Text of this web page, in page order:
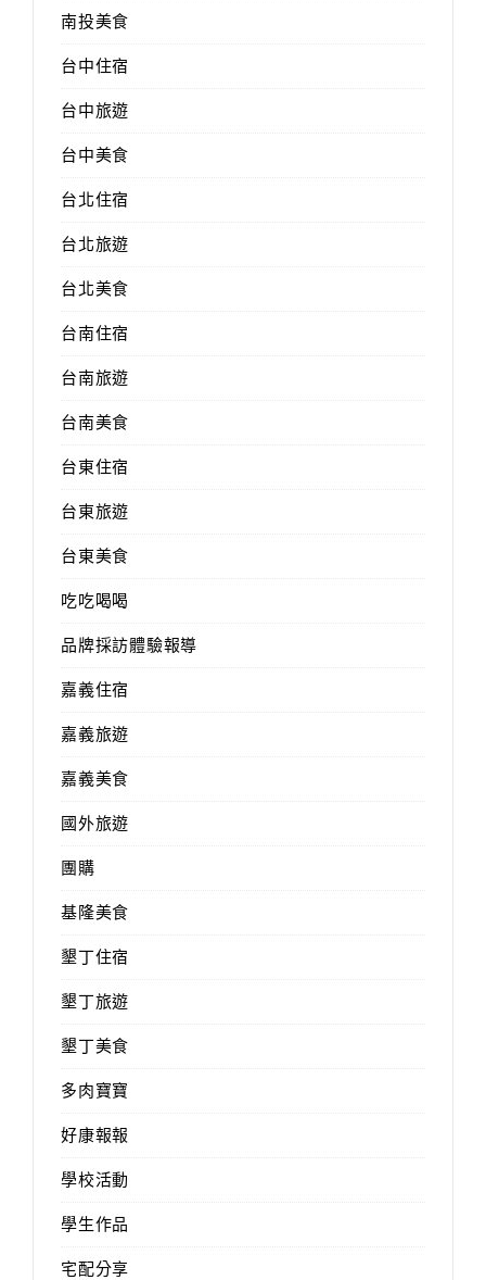
南投美食
台中住宿
台中旅遊
台中美食
台北住宿
台北旅遊
台北美食
台南住宿
台南旅遊
台南美食
台東住宿
台東旅遊
台東美食
吃吃喝喝
品牌採訪體驗報導
嘉義住宿
嘉義旅遊
嘉義美食
國外旅遊
團購
基隆美食
墾丁住宿
墾丁旅遊
墾丁美食
多肉寶寶
好康報報
學校活動
學生作品
宅配分享